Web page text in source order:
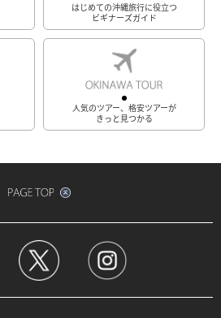
はじめての沖縄旅行に役立つ
ビギナーズガイド
人気のツアー、格安ツアーが
きっと見つかる